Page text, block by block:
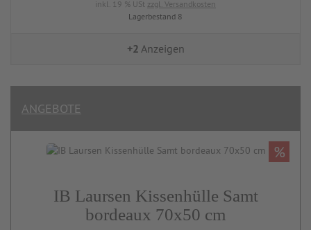
inkl. 19 % USt zzgl. Versandkosten
Lagerbestand 8
+2 Anzeigen
ANGEBOTE
IB Laursen Kissenhülle Samt
bordeaux 70x50 cm
%